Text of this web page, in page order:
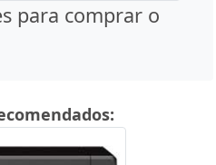
para comprar o